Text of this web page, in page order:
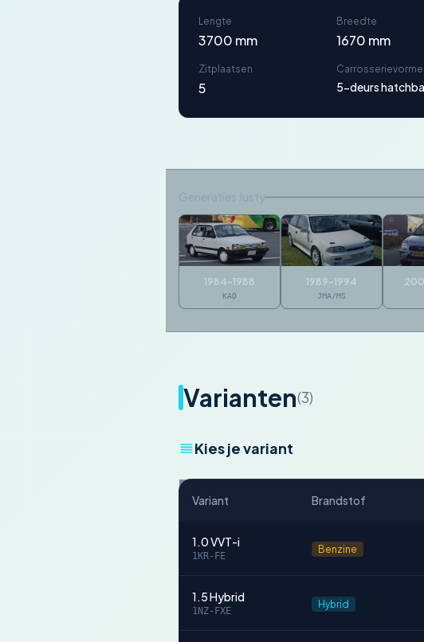
Lengte
3700 mm
Breedte
1670 mm
Zitplaatsen
5 5-deurs
1984-1988
KAD
1989-1994
JMA/MS
Varianten(3)
Kies je variant
Variant Brandstof
1.0 VVT-i
1KR-FE
Benzine
1.5 Hybrid
1NZ-FXE
Hybrid